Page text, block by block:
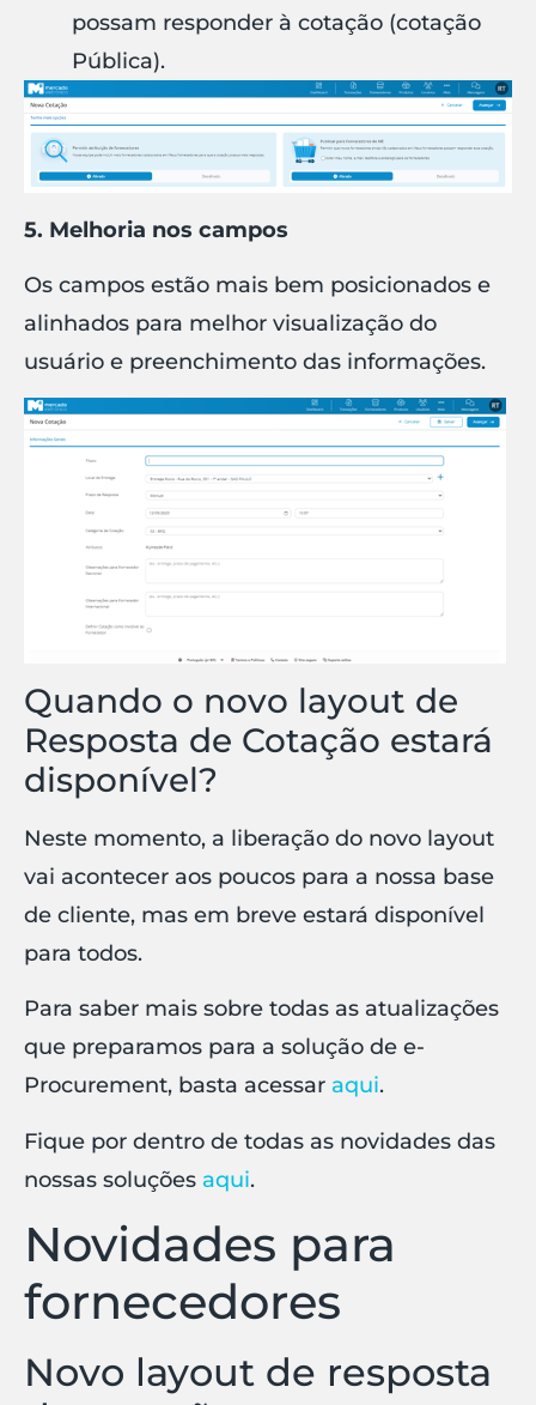
possam responder à cotação (cotação
Pública).
5. Melhoria nos campos
Os campos estão mais bem posicionados e
alinhados para melhor visualização do
usuário e preenchimento das informações.
Quando o novo layout de
Resposta de Cotação estará
disponível?
Neste momento, a liberação do novo layout
vai acontecer aos poucos para a nossa base
de cliente, mas em breve estará disponível
para todos.
Para saber mais sobre todas as atualizações
que preparamos para a solução de e-
Procurement, basta acessar aqui.
Fique por dentro de todas as novidades das
nossas soluções aqui.
Novidades para
fornecedores
Novo layout de resposta